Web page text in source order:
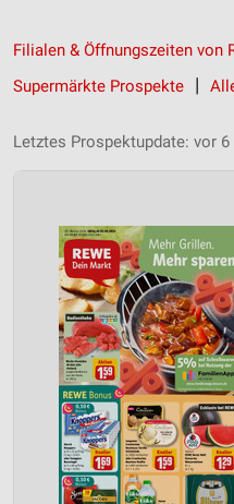
Filialen & Öffnungszeiten von
Supermärkte Prospekte
Letztes Prospektupdate: vor 6